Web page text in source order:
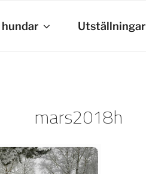
hundar Utställningar
mars2018h